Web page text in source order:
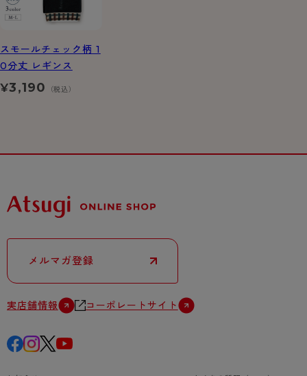
スモールチェック柄 1
0分丈 レギンス
¥3,190 （税込）
メルマガ登録
実店舗情報 コーポレートサイト